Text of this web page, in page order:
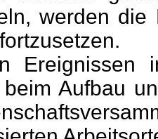
werden die
Ereignissen
Aufbau